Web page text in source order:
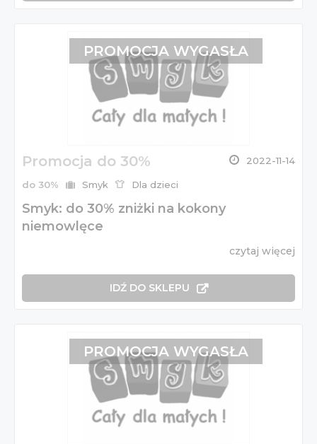
Promocja do 30% 2022-11-14
do 30% Smyk Dla dzieci
Smyk: do 30% zniżki na kokony
niemowlęce
czytaj więcej
IDŹ DO SKLEPU
PROMOCJA WYGASŁA
PROMOCJA WYGASŁA